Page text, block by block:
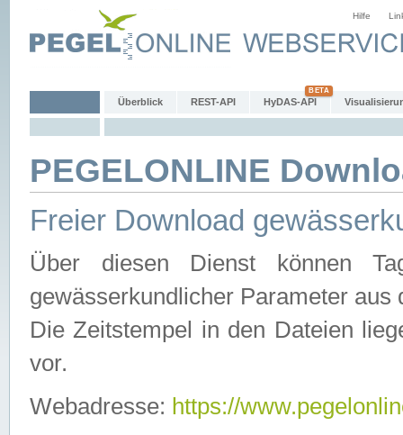
Hilfe
Überblick REST-API HyDAS-API
PEGELONLINE
Freier Download
Über diesen Dienst können
gewässerkundlicher Parameter aus
Die Zeitstempel in den Dateien
vor.
Webadresse: https://